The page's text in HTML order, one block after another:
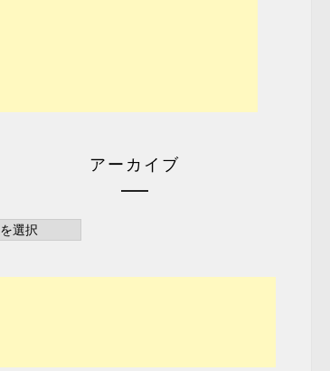
アーカイブ